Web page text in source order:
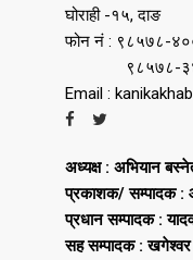
घोराही -१५, दाङ
फोन नं : ९८५७८-
९८५७८-
Email :
अध्यक्ष : अभियान
प्रकाशक/ सम्पादक :
प्रधान सम्पादक :
सह सम्पादक :